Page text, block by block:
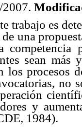
trabajo es
una
sean más
los procesos
no
y
1984).